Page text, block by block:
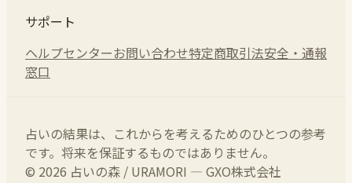
サポート
ヘルプセンターお問い合わせ特定商取引法安全・通報
窓口
占いの結果は、これからを考えるためのひとつの参考
です。将来を保証するものではありません。
© 2026 占いの森 / URAMORI — GXO株式会社